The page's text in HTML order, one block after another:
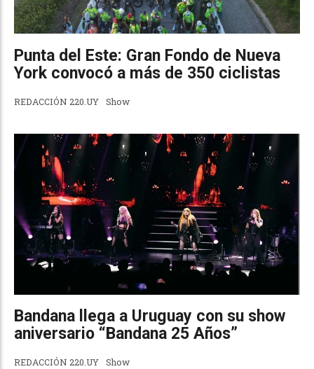
Punta del Este: Gran Fondo de Nueva
York convocó a más de 350 ciclistas
REDACCIÓN 220.UY Show
Bandana llega a Uruguay con su show
aniversario “Bandana 25 Años”
REDACCIÓN 220.UY Show